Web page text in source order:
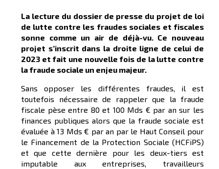
La lecture du dossier de presse du projet de loi
de lutte contre les fraudes sociales et fiscales
sonne comme un air de déjà-vu. Ce nouveau
projet s’inscrit dans la droite ligne de celui de
2023 et fait une nouvelle fois de la lutte contre
la fraude sociale un enjeu majeur.
Sans opposer les différentes fraudes, il est
toutefois nécessaire de rappeler que la fraude
fiscale pèse entre 80 et 100 Mds € par an sur les
finances publiques alors que la fraude sociale est
évaluée à 13 Mds € par an par le Haut Conseil pour
le Financement de la Protection Sociale (HCFiPS)
et que cette dernière pour les deux-tiers est
imputable aux entreprises, travailleurs